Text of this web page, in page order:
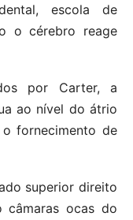
escola de
o cérebro reage
por Carter, a
ao nível do átrio
fornecimento de
superior direito
ocas do